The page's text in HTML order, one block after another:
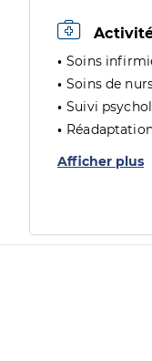
Soins
Soins de
Suivi
Afficher plus